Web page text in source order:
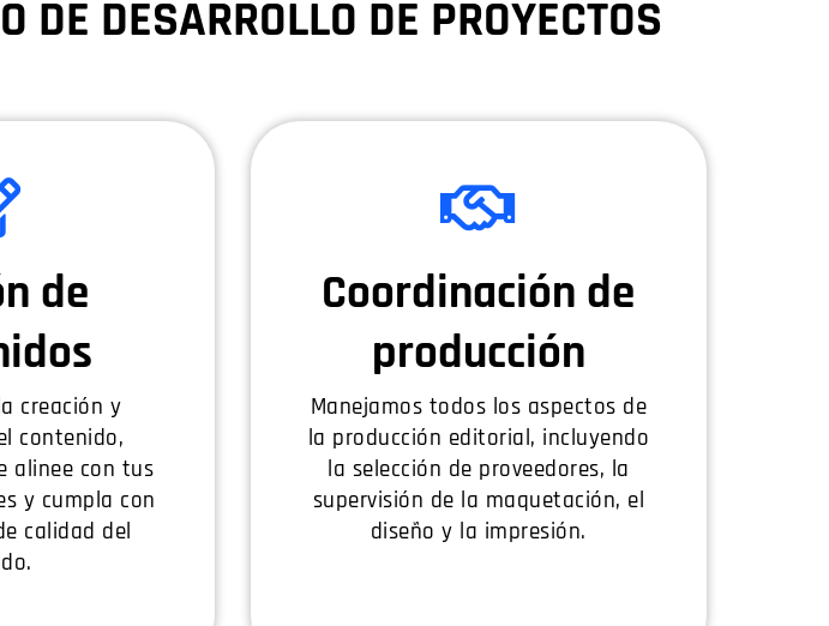
DE DESARROLLO DE PROYECTOS
de
creación y
contenido,
alinee con tus
y cumpla con
calidad del
Coordinación de
producción
Manejamos todos los aspectos de
la producción editorial, incluyendo
la selección de proveedores, la
supervisión de la maquetación, el
diseño y la impresión.